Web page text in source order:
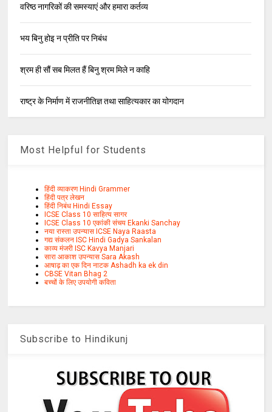
वरिष्ठ नागरिकों की समस्याएं और हमारा कर्तव्य
भय बिनु होइ न प्रीति पर निबंध
श्रम ही सौं सब मिलत हैं बिनु श्रम मिले न काहि
राष्ट्र के निर्माण में राजनीतिज्ञ तथा साहित्यकार का योगदान
Most Helpful for Students
हिंदी व्याकरण Hindi Grammer
हिंदी पत्र लेखन
हिंदी निबंध Hindi Essay
ICSE Class 10 साहित्य सागर
ICSE Class 10 एकांकी संचय Ekanki Sanchay
नया रास्ता उपन्यास ICSE Naya Raasta
गद्य संकलन ISC Hindi Gadya Sankalan
काव्य मंजरी ISC Kavya Manjari
सारा आकाश उपन्यास Sara Akash
आषाढ़ का एक दिन नाटक Ashadh ka ek din
CBSE Vitan Bhag 2
बच्चों के लिए उपयोगी कविता
Subscribe to Hindikunj